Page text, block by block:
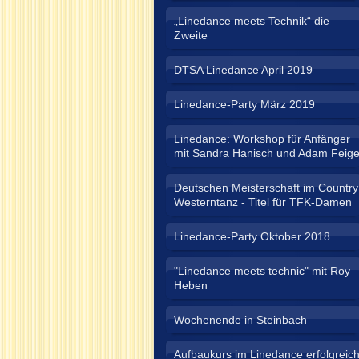
„Linedance meets Technik“ die
Zweite
DTSA Linedance April 2019
Linedance-Party März 2019
Linedance: Workshop für Anfänger
mit Sandra Hanisch und Adam Feige
Deutschen Meisterschaft im Country
Westerntanz - Titel für TFK-Damen
Linedance-Party Oktober 2018
"Linedance meets technic" mit Roy
Heben
Wochenende in Steinbach
Aufbaukurs im Linedance erfolgreich